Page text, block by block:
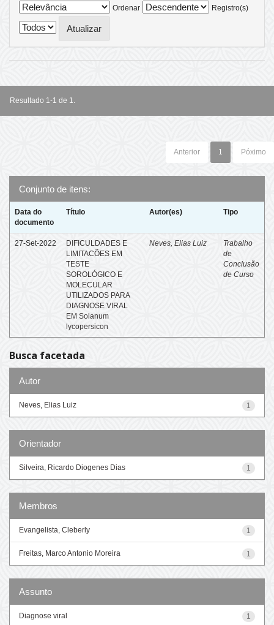
Ordenar
Registro(s)
Resultado 1-1 de 1.
Anterior 1 Póximo
Conjunto de itens:
Data do
documento
Título Autor(es) Tipo
27-Set-2022
DIFICULDADES E
LIMITACÕES EM
TESTE
SOROLÓGICO E
MOLECULAR
UTILIZADOS PARA
DIAGNOSE VIRAL
EM Solanum
lycopersicon
Neves, Elias Luiz
Trabalho
de
Conclusão
de Curso
Busca facetada
Autor
1
Neves, Elias Luiz
Orientador
1
Silveira, Ricardo Diogenes Dias
Membros
1
Evangelista, Cleberly
1
Freitas, Marco Antonio Moreira
Assunto
1
Diagnose viral